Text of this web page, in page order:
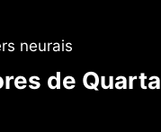
neurais
de Quarta